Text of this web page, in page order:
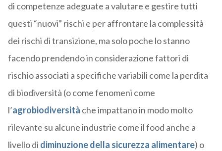
di competenze adeguate a valutare e gestire tutti
questi “nuovi” rischi e per affrontare la complessità
dei rischi di transizione, ma solo poche lo stanno
facendo prendendo in considerazione fattori di
rischio associati a specifiche variabili come la perdita
di biodiversità (o come fenomeni come
l’agrobiodiversità che impattano in modo molto
rilevante su alcune industrie come il food anche a
livello di diminuzione della sicurezza alimentare) o